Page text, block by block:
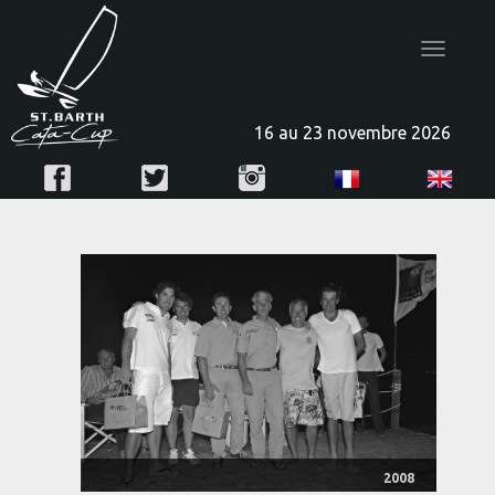
Toggle
16 au 23 novembre 2026
2008